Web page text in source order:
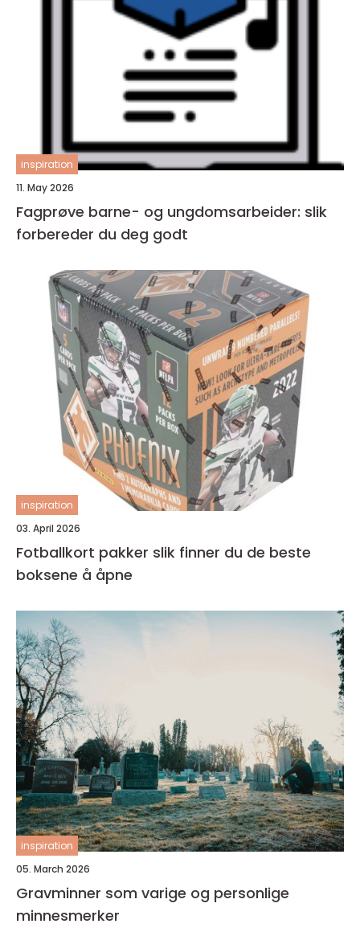
inspiration
11. May 2026
Fagprøve barne- og ungdomsarbeider: slik
forbereder du deg godt
inspiration
03. April 2026
Fotballkort pakker slik finner du de beste
boksene å åpne
inspiration
05. March 2026
Gravminner som varige og personlige
minnesmerker